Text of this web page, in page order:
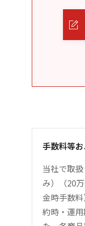
手数料等
当社で取
み）（20
金時手数
約時・運